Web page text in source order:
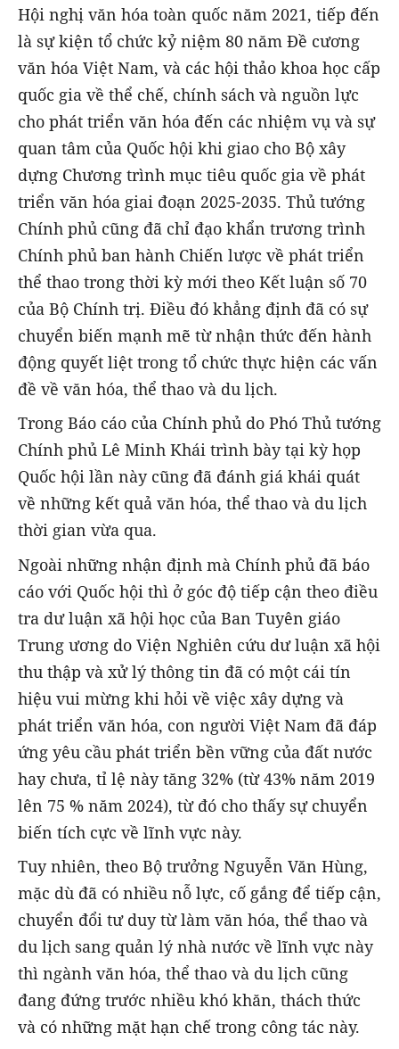
Hội nghị văn hóa toàn quốc năm 2021, tiếp đến
là sự kiện tổ chức kỷ niệm 80 năm Đề cương
văn hóa Việt Nam, và các hội thảo khoa học cấp
quốc gia về thể chế, chính sách và nguồn lực
cho phát triển văn hóa đến các nhiệm vụ và sự
quan tâm của Quốc hội khi giao cho Bộ xây
dựng Chương trình mục tiêu quốc gia về phát
triển văn hóa giai đoạn 2025-2035. Thủ tướng
Chính phủ cũng đã chỉ đạo khẩn trương trình
Chính phủ ban hành Chiến lược về phát triển
thể thao trong thời kỳ mới theo Kết luận số 70
của Bộ Chính trị. Điều đó khẳng định đã có sự
chuyển biến mạnh mẽ từ nhận thức đến hành
động quyết liệt trong tổ chức thực hiện các vấn
đề về văn hóa, thể thao và du lịch.
Trong Báo cáo của Chính phủ do Phó Thủ tướng
Chính phủ Lê Minh Khái trình bày tại kỳ họp
Quốc hội lần này cũng đã đánh giá khái quát
về những kết quả văn hóa, thể thao và du lịch
thời gian vừa qua.
Ngoài những nhận định mà Chính phủ đã báo
cáo với Quốc hội thì ở góc độ tiếp cận theo điều
tra dư luận xã hội học của Ban Tuyên giáo
Trung ương do Viện Nghiên cứu dư luận xã hội
thu thập và xử lý thông tin đã có một cái tín
hiệu vui mừng khi hỏi về việc xây dựng và
phát triển văn hóa, con người Việt Nam đã đáp
ứng yêu cầu phát triển bền vững của đất nước
hay chưa, tỉ lệ này tăng 32% (từ 43% năm 2019
lên 75 % năm 2024), từ đó cho thấy sự chuyển
biến tích cực về lĩnh vực này.
Tuy nhiên, theo Bộ trưởng Nguyễn Văn Hùng,
mặc dù đã có nhiều nỗ lực, cố gắng để tiếp cận,
chuyển đổi tư duy từ làm văn hóa, thể thao và
du lịch sang quản lý nhà nước về lĩnh vực này
thì ngành văn hóa, thể thao và du lịch cũng
đang đứng trước nhiều khó khăn, thách thức
và có những mặt hạn chế trong công tác này.